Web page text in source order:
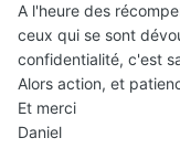
A l'heure des
ceux qui se sont
confidentialité, c'est
Alors action, et
Et merci
Daniel